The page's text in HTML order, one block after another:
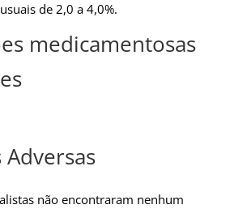
de 2,0 a 4,0%.
medicamentosas
Adversas
não encontraram nenhum